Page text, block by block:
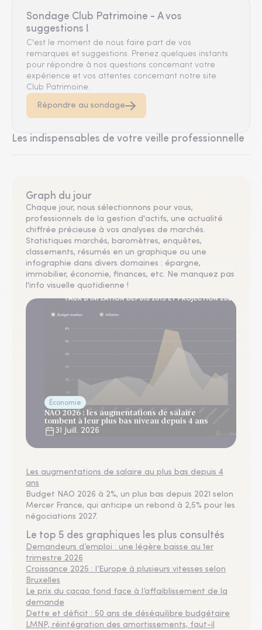
Sondage Club Patrimoine - A vos
suggestions !
C'est le moment de nous faire part de vos
remarques et suggestions. Prenez quelques instants
pour répondre à nos questions concernant votre
expérience et vos attentes concernant notre site
Club Patrimoine.
Répondre au sondage
Les indispensables de votre veille professionnelle
Graph du jour
Chaque jour, nous sélectionnons pour vous,
professionnels de la gestion d'actifs, une actualité
chiffrée précieuse à vos analyses de marchés.
Statistiques marchés, baromètres, enquêtes,
classements, résumés en un graphique ou une
infographie dans divers domaines : épargne,
immobilier, économie, finances, etc. Ne manquez pas
l'info visuelle quotidienne !
Économie
NAO 2026 : les augmentations de salaire
tombent à leur plus bas niveau depuis 4 ans
31 Juill. 2026
Les augmentations de salaire au plus bas depuis 4
ans
Budget NAO 2026 à 2%, un plus bas depuis 2021 selon
Mercer France, qui anticipe un rebond à 2,5% pour les
négociations 2027.
Le top 5 des graphiques les plus consultés
Demandeurs d’emploi : une légère baisse au 1er
trimestre 2026
Croissance 2025 : l’Europe à plusieurs vitesses selon
Bruxelles
Le prix du cacao fond face à l’affaiblissement de la
demande
Dette et déficit : 50 ans de déséquilibre budgétaire
LMNP, réintégration des amortissements, faut-il